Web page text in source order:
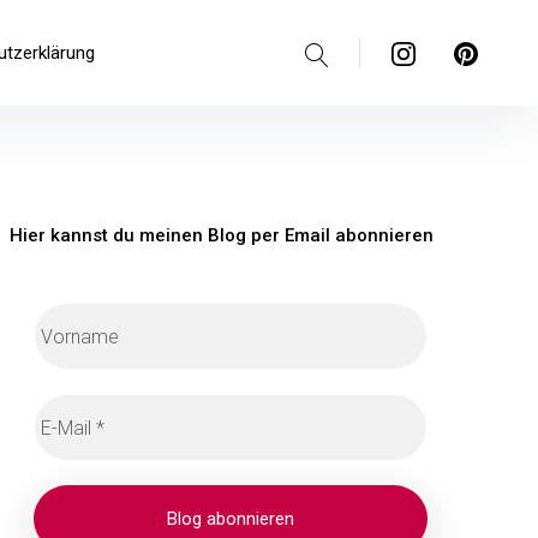
InstagramPinterest
Hier kannst du meinen Blog per Email abonnieren